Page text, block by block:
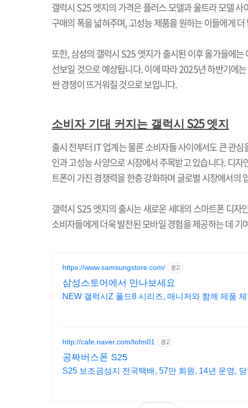
갤럭시 S25엣지의 가격은 플러스 모델과 울트라 모델
구매의 폭을 넓혀주며,고성능 제품을 원하는 이들에게
또한,삼성의 갤럭시 S25엣지가 출시된 이후 올가을에
선보일 것으로 예상됩니다.이에 따라2025년 하반기에
싼 경쟁이 뜨거워질 것으로 보입니다.
소비자 기대 커지는 갤럭시 S25 엣지
출시 전부터IT업계는 물론 소비자들 사이에서도 큰 관심
인과 고성능 사양으로 시장에서 주목받고 있습니다. 디자
트폰이 가진 경쟁력을 한층 강화하며 글로벌 시장에서의
갤럭시 S25엣지의 출시는 새로운 세대의 스마트폰 디자
소비자들에게 더욱 발전된 모바일 경험을 제공하는 데 기
https://www.samsungstore.com/ 광고
삼성스토어에서 만나보세요
NEW 갤럭시Z 폴드8 시리즈, 매니저와 함께 제품
http://cafe.naver.com/tofm01 광고
공짜버스폰 S25
S25 보조금성지 전국택배, 57만 회원, 14년 운영,